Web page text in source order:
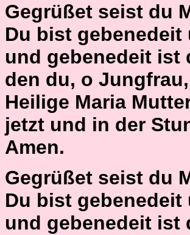
Gegrüßet seist du
Du bist gebenedeit
und gebenedeit ist
den du, o
Heilige Maria
jetzt und in der
Amen.
Gegrüßet seist du
Du bist gebenedeit
und gebenedeit ist